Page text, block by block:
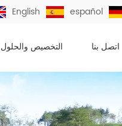
English español
التخصيص والحلول اتصل بنا